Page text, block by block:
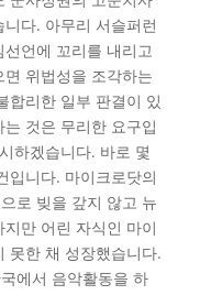
다. 아무리 서슬퍼런
언에 꼬리를 내리고
위법성을 조각하는
합리한 일부 판결이 있
것은 무리한 요구입
하겠습니다. 바로 몇
입니다. 마이크로닷의
로 빚을 갚지 않고 뉴
만 어린 자식인 마이
못한 채 성장했습니다.
에서 음악활동을 하